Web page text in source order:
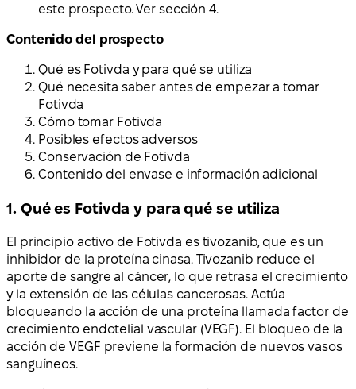
este prospecto. Ver sección 4.
Contenido del prospecto
Qué es Fotivda y para qué se utiliza
Qué necesita saber antes de empezar a tomar
Fotivda
Cómo tomar Fotivda
Posibles efectos adversos
Conservación de Fotivda
Contenido del envase e información adicional
1. Qué es Fotivda y para qué se utiliza
El principio activo de Fotivda es tivozanib, que es un
inhibidor de la proteína cinasa. Tivozanib reduce el
aporte de sangre al cáncer, lo que retrasa el crecimiento
y la extensión de las células cancerosas. Actúa
bloqueando la acción de una proteína llamada factor de
crecimiento endotelial vascular (VEGF). El bloqueo de la
acción de VEGF previene la formación de nuevos vasos
sanguíneos.